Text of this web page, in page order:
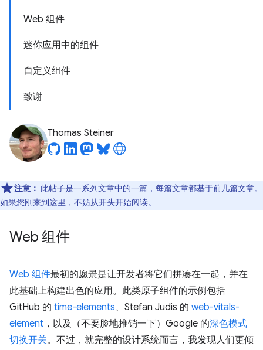
Web 组件
迷你应用中的组件
自定义组件
致谢
Thomas Steiner
注意： 此帖子是一系列文章中的一篇，每篇文章都基于前几篇文章。
如果您刚来到这里，不妨从开头开始阅读。
Web 组件
Web 组件最初的愿景是让开发者将它们拼凑在一起，并在
此基础上构建出色的应用。此类原子组件的示例包括
GitHub 的 time-elements、Stefan Judis 的 web-vitals-
element ，以及（不要脸地推销一下）Google 的深色模式
切换开关。不过，就完整的设计系统而言，我发现人们更倾